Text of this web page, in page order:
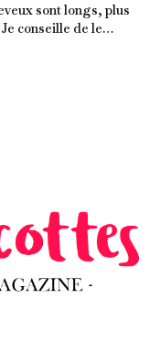
sont longs, plus
conseille de le